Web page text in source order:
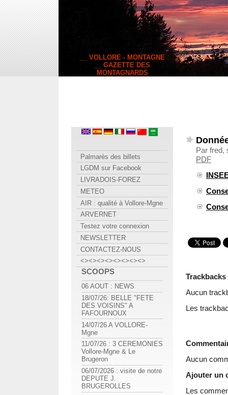
__ VOLLORE - MONTAGNE
__ GAZETTE DES
MONTAGNARDS
Par fred,
PDF
Trackbacks
Aucun
Les
Aucun
Ajouter un
Les
Palmarès des billets
LGDM sur Facebook
LIVRADOIS-FOREZ
METEO
AIR : qualité à Vollore-Mgne
ARVERNET
Testez votre connexion
NEWSLETTER
CONTACTEZ-NOUS
<><><><><><><><>
SCOOPS
06 AOUT : NEWS
18/07/26: BELLE "FETE
DES VOISINS" A
FAFOURNOUX
14/07/26 A VOLLORE-
Mgne
11/07/26 : 3 CEREMONIES
Vollore-Mgne & Le
Brugeron
06/07/2026 : visite de notre
DEPUTE J.
BRUGEROLLES